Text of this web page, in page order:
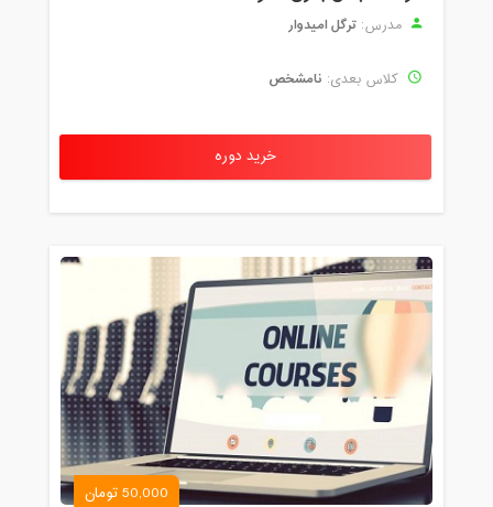
مدرس: ترگل امیدوار
کلاس بعدی: نامشخص
خرید دوره
50,000 تومان